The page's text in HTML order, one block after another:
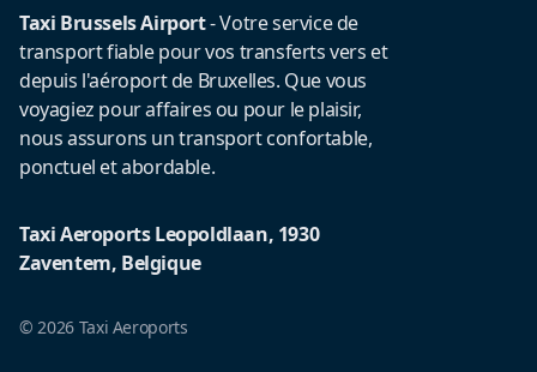
Taxi Brussels Airport- Votre service de
transport fiable pour vos transferts vers et
depuis l'aéroport de Bruxelles. Que vous
voyagiez pour affaires ou pour le plaisir,
nous assurons un transport confortable,
ponctuel et abordable.
Taxi Aeroports Leopoldlaan, 1930
Zaventem, Belgique
© 2026 Taxi Aeroports